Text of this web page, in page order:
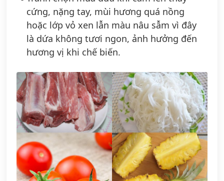
cứng, nặng tay, mùi hương quá nồng
hoặc lớp vỏ xen lẫn màu nâu sẫm vì đây
là dứa không tươi ngon, ảnh hưởng đến
hương vị khi chế biến.